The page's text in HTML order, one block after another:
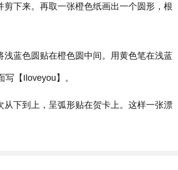
下来。再取一张橙色纸画出一个圆形，根
蓝色圆贴在橙色圆中间。用黄色笔在浅蓝
【Iloveyou】。
下到上，呈弧形贴在贺卡上。这样一张漂